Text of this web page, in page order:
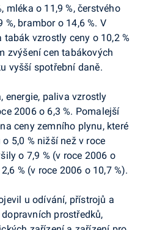
mléka o 11,9 %, čerstvého
%, brambor o 14,6 %. V
vzrostly ceny o 10,2 %
zvýšení cen tabákových
vyšší spotřební daně.
energie, paliva vzrostly
2006 o 6,3 %. Pomalejší
ceny zemního plynu, které
5,0 % nižší než v roce
o 7,9 % (v roce 2006 o
% (v roce 2006 o 10,7 %).
u odívání, přístrojů a
prostředků,